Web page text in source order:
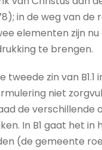
in de weg van
elementen zijn nu
te brengen.
zin van
niet
de
In B1 gaat het
(de gemeente